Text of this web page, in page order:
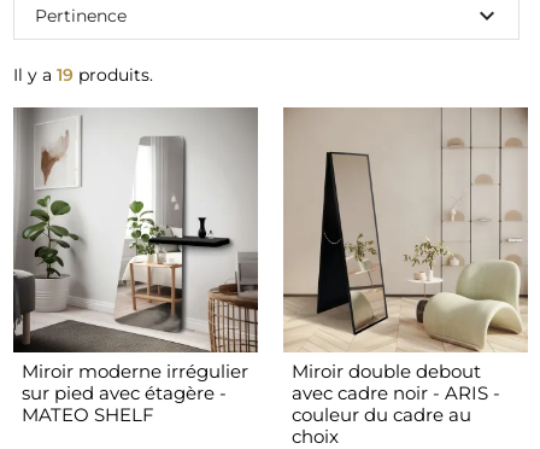
Il y a 19produits.
Pertinence expand_more
Miroir moderne irrégulier
sur pied avec étagère -
MATEO SHELF
Miroir double debout
avec cadre noir - ARIS -
couleur du cadre au
choix